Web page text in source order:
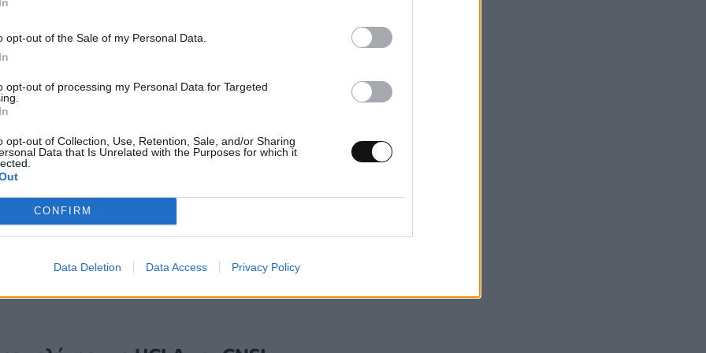
opt-out of the Sale of my Personal Data.
opt-out of processing my Personal Data for Targeted
opt-out of Collection, Use, Retention, Sale, and/or Sharing
Data that Is Unrelated with the Purposes for which it
CONFIRM
Data Deletion Data Access Privacy Policy
ή υπολογιστική μεταεπεξεργασία. Αυτή η καθαρά
προσφέρει απαράμιλλη ευελιξία για οπτικά συστήματα υψηλής
το μέλλον της οπτικής πληροφορίας και
σημαντικό ορόσημο για μελλοντικές εξελίξεις στην
, την οπτική ανίχνευση και φασματοσκοπία, καθώς και
οπτικών πληροφοριών. Πιθανές εφαρμογές περιλαμβάνουν
απεικονιστές, πλατφόρμες μικροσκοπίας 3D υψηλής